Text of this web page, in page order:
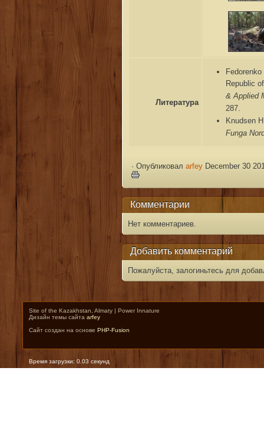
Литература
Republic
& Applied
287.
Knudsen
Funga
· Опубликовалarfey December 30
Комментарии
Нет комментариев.
Добавить комментарий
Пожалуйста, залогиньтесь для
Site of the Kazakhstan, Almaty | Power Innature
Дизайн темы сайта arfey
Сайт создан на основе PHP-Fusion
Время загрузки: 0.03 секунд